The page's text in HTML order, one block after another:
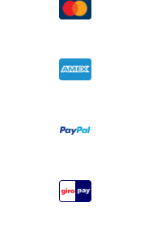
Wiegen & ledikanten
Compatibele
Garantie
Sitemap
Onderscheidingen
Je product